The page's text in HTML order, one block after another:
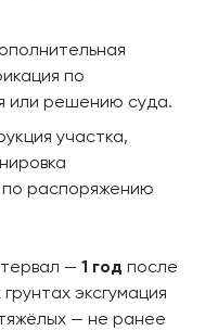
по
или решению суда.
участка,
распоряжению
— 1 год после
эксгумация
— не ранее